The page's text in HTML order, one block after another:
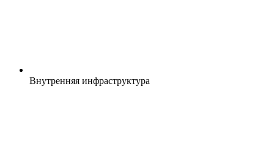
Внутренняя инфраструктура